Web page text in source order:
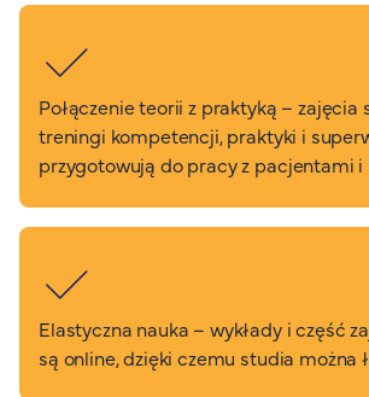
Połączenie teorii z praktyką – zajęcia
treningi kompetencji, praktyki i
przygotowują do pracy z pacjentami i
Elastyczna nauka – wykłady i część
są online, dzięki czemu studia można